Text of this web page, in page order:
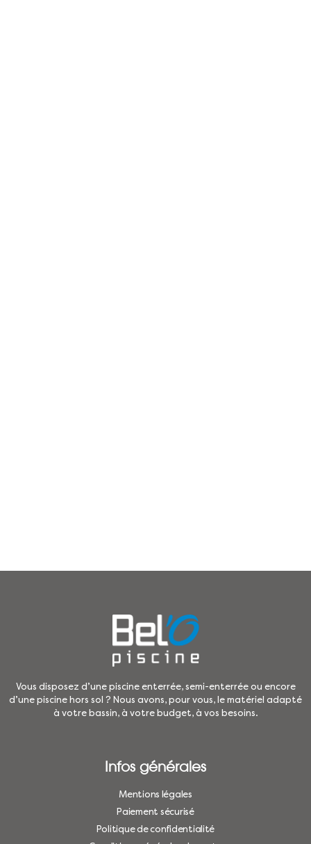
Vous disposez d’une piscine enterrée, semi-enterrée ou encore
d’une piscine hors sol ? Nous avons, pour vous, le matériel adapté
à votre bassin, à votre budget, à vos besoins.
Infos générales
Mentions légales
Paiement sécurisé
Politique de confidentialité